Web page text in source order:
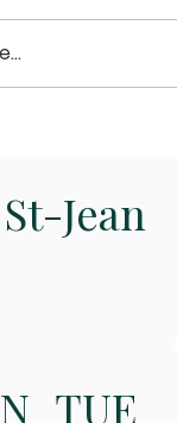
Jean
TUE